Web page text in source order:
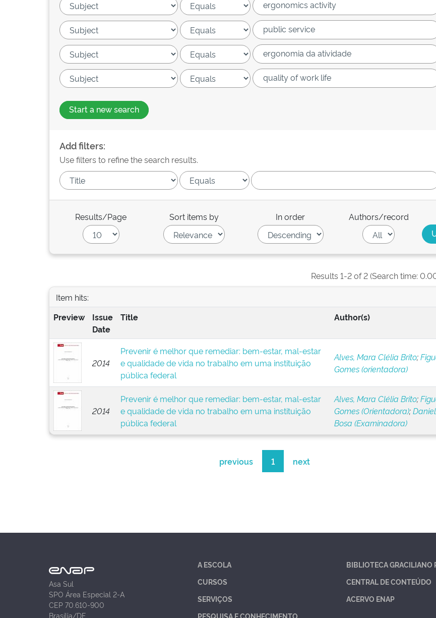
Start a new search
Add filters:
Use filters to refine the search results.
Results/Page Sort items by In order Authors/record
Results 1-2 of 2 (Search time:
Item hits:
Preview
Issue
Date
Title Author(s)
2014
Prevenir é melhor que remediar: bem-estar, mal-estar
e qualidade de vida no trabalho em uma instituição
pública federal
Alves, Mara Clélia Brito;
Gomes (orientadora)
2014
Prevenir é melhor que remediar: bem-estar, mal-estar
e qualidade de vida no trabalho em uma instituição
pública federal
Alves, Mara Clélia Brito;
Gomes (Orientadora);
Bosa (Examinadora)
previous 1 next
Asa Sul
SPO Área Especial 2-A
CEP 70.610-900
Brasília/DF
A ESCOLA
CURSOS
SERVIÇOS
PESQUISA E CONHECIMENTO
BIBLIOTECA GRACILIANO
CENTRAL DE CONTEÚDO
ACERVO ENAP